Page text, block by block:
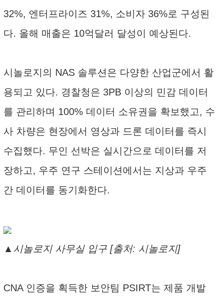
32%, 엔터프라이즈 31%, 소비자 36%로 구성된
다. 올해 매출은 10억달러 달성이 예상된다.
시놀로지의 NAS 솔루션은 다양한 산업군에서 활
용되고 있다. 경찰청은 3PB 이상의 민감 데이터
를 관리하며 100% 데이터 소유권을 확보했고, 수
사 차량은 현장에서 영상과 드론 데이터를 즉시
수집했다. 무인 선박은 실시간으로 데이터를 저
장하고, 우주 연구 스테이션에서는 지상과 우주
간 데이터를 동기화한다.
▲시놀로지 사무실 입구 [출처: 시놀로지]
CNA 인증을 획득한 보안팀 PSIRT는 제품 개발